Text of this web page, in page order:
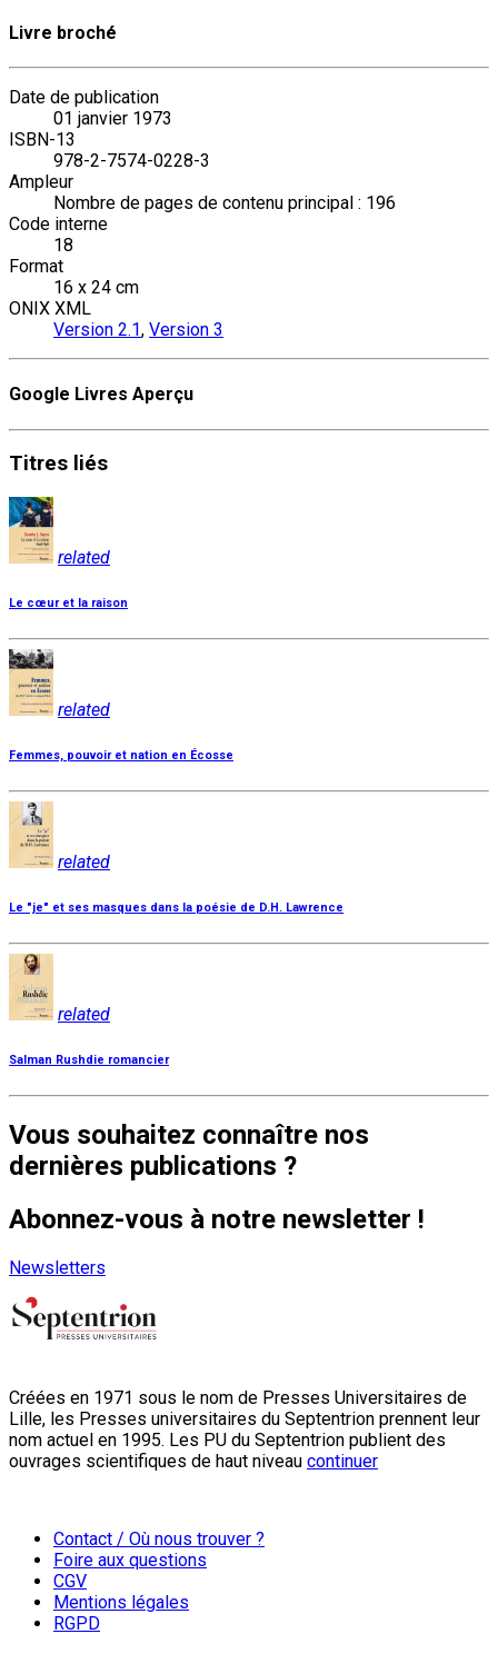
Livre broché
Date de publication
01 janvier 1973
ISBN-13
978-2-7574-0228-3
Ampleur
Nombre de pages de contenu principal : 196
Code interne
18
Format
16 x 24 cm
ONIX XML
Version 2.1, Version 3
Google Livres Aperçu
Titres liés
related
Le cœur et la raison
related
Femmes, pouvoir et nation en Écosse
related
Le "je" et ses masques dans la poésie de D.H. Lawrence
related
Salman Rushdie romancier
Vous souhaitez connaître nos
dernières publications ?
Abonnez-vous à notre newsletter !
Newsletters
Créées en 1971 sous le nom de Presses Universitaires de
Lille, les Presses universitaires du Septentrion prennent leur
nom actuel en 1995. Les PU du Septentrion publient des
ouvrages scientifiques de haut niveau continuer
Contact / Où nous trouver ?
Foire aux questions
CGV
Mentions légales
RGPD